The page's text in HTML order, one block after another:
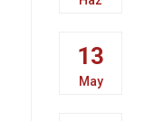
13
May